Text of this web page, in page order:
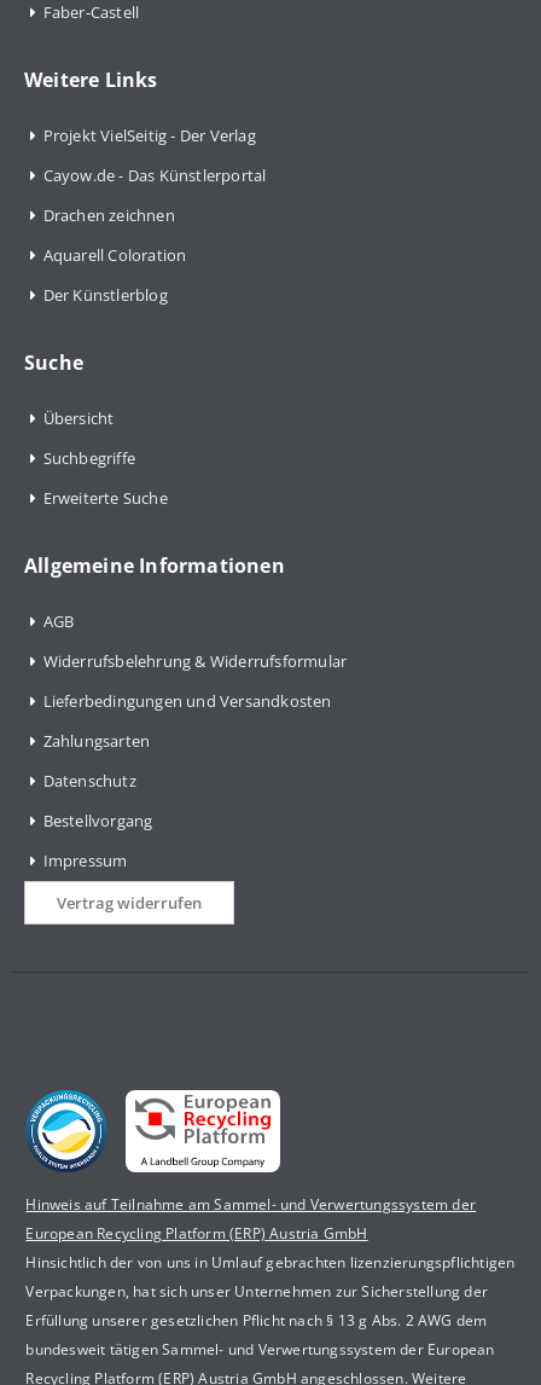
Faber-Castell
Weitere Links
Projekt VielSeitig - Der Verlag
Cayow.de - Das Künstlerportal
Drachen zeichnen
Aquarell Coloration
Der Künstlerblog
Suche
Übersicht
Suchbegriffe
Erweiterte Suche
Allgemeine Informationen
AGB
Widerrufsbelehrung & Widerrufsformular
Lieferbedingungen und Versandkosten
Zahlungsarten
Datenschutz
Bestellvorgang
Impressum
Vertrag widerrufen
Hinweis auf Teilnahme am Sammel- und Verwertungssystem der
European Recycling Platform (ERP) Austria GmbH
Hinsichtlich der von uns in Umlauf gebrachten lizenzierungspflichtigen
Verpackungen, hat sich unser Unternehmen zur Sicherstellung der
Erfüllung unserer gesetzlichen Pflicht nach § 13 g Abs. 2 AWG dem
bundesweit tätigen Sammel- und Verwertungssystem der European
Recycling Platform (ERP) Austria GmbH angeschlossen. Weitere